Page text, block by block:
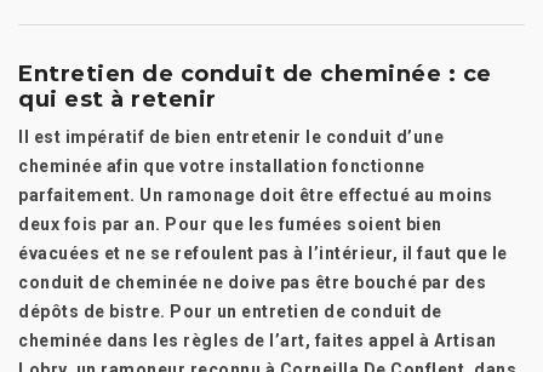
Entretien de conduit de cheminée : ce
qui est à retenir
Il est impératif de bien entretenir le conduit d’une
cheminée afin que votre installation fonctionne
parfaitement. Un ramonage doit être effectué au moins
deux fois par an. Pour que les fumées soient bien
évacuées et ne se refoulent pas à l’intérieur, il faut que le
conduit de cheminée ne doive pas être bouché par des
dépôts de bistre. Pour un entretien de conduit de
cheminée dans les règles de l’art, faites appel à Artisan